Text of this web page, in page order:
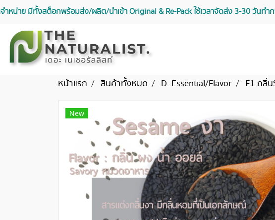
น่าย มีทั้งสต็อกพร้อมส่ง/ผลิต/นำเข้า Original & Re-Pack ใช้เวลาจัดส่ง 3-30 วันท
หน้าแรก สินค้าทั้งหมด D. Essential/Flavor F1 กลิ่
New